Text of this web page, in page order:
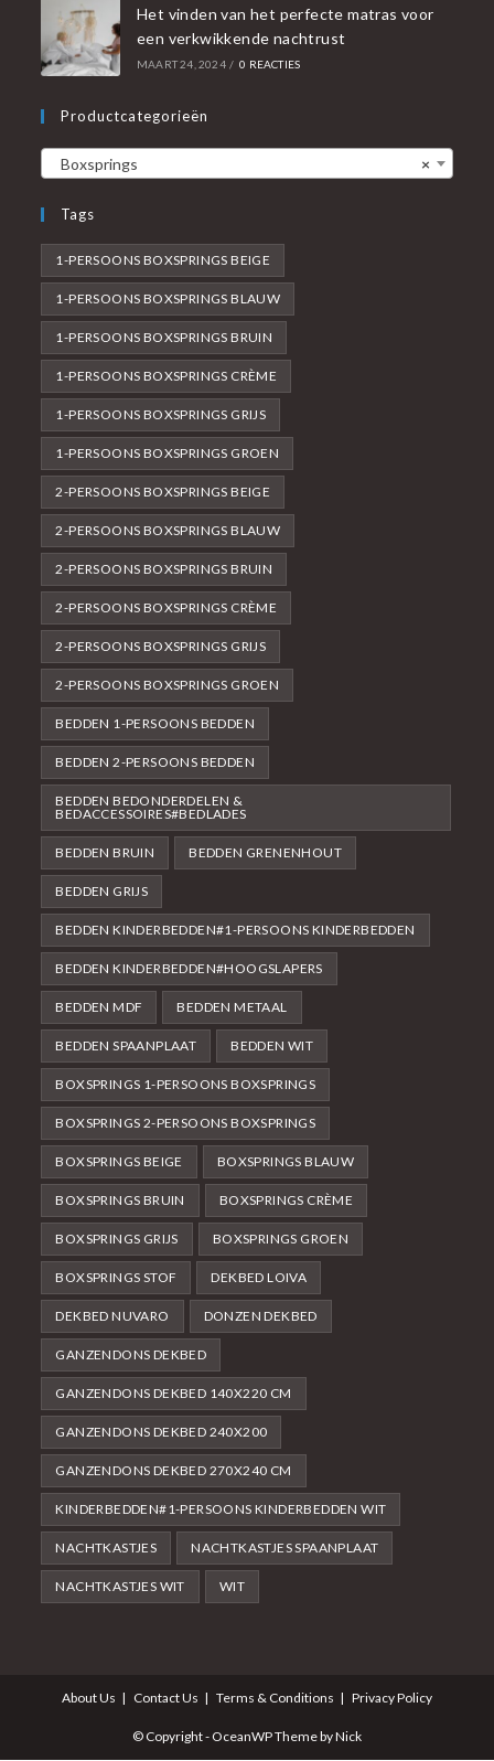
Het vinden van het perfecte matras voor
een verkwikkende nachtrust
MAART 24, 2024 / 0 REACTIES
Productcategorieën
×
Boxsprings
Tags
1-PERSOONS BOXSPRINGS BEIGE
1-PERSOONS BOXSPRINGS BLAUW
1-PERSOONS BOXSPRINGS BRUIN
1-PERSOONS BOXSPRINGS CRÈME
1-PERSOONS BOXSPRINGS GRIJS
1-PERSOONS BOXSPRINGS GROEN
2-PERSOONS BOXSPRINGS BEIGE
2-PERSOONS BOXSPRINGS BLAUW
2-PERSOONS BOXSPRINGS BRUIN
2-PERSOONS BOXSPRINGS CRÈME
2-PERSOONS BOXSPRINGS GRIJS
2-PERSOONS BOXSPRINGS GROEN
BEDDEN 1-PERSOONS BEDDEN
BEDDEN 2-PERSOONS BEDDEN
BEDDEN BEDONDERDELEN &
BEDACCESSOIRES#BEDLADES
BEDDEN BRUIN BEDDEN GRENENHOUT
BEDDEN GRIJS
BEDDEN KINDERBEDDEN#1-PERSOONS KINDERBEDDEN
BEDDEN KINDERBEDDEN#HOOGSLAPERS
BEDDEN MDF BEDDEN METAAL
BEDDEN SPAANPLAAT BEDDEN WIT
BOXSPRINGS 1-PERSOONS BOXSPRINGS
BOXSPRINGS 2-PERSOONS BOXSPRINGS
BOXSPRINGS BEIGE BOXSPRINGS BLAUW
BOXSPRINGS BRUIN BOXSPRINGS CRÈME
BOXSPRINGS GRIJS BOXSPRINGS GROEN
BOXSPRINGS STOF DEKBED LOIVA
DEKBED NUVARO DONZEN DEKBED
GANZENDONS DEKBED
GANZENDONS DEKBED 140X220 CM
GANZENDONS DEKBED 240X200
GANZENDONS DEKBED 270X240 CM
KINDERBEDDEN#1-PERSOONS KINDERBEDDEN WIT
NACHTKASTJES NACHTKASTJES SPAANPLAAT
NACHTKASTJES WIT WIT
About Us Contact Us Terms & Conditions Privacy Policy
© Copyright - OceanWP Theme by Nick